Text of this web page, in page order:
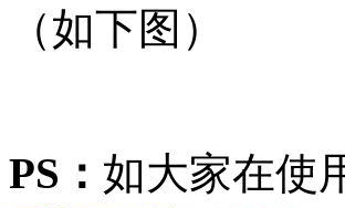
（如下图）
PS： 如大家在使